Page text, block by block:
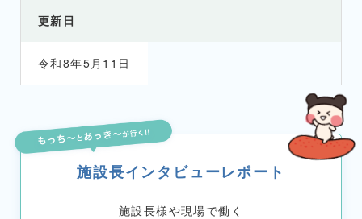
更新日
令和8年5月11日
施設長インタビューレポート
施設長様や現場で働く